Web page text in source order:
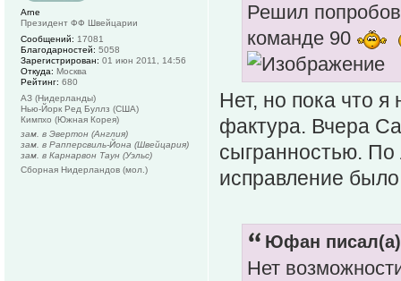
Решил
команде 90
Нет, но пока что
фактура. Вчера
сыгранностью. По
исправление
Юфан
Нет
Arne
Президент ФФ Швейцарии
Сообщений: 17081
Благодарностей: 5058
Зарегистрирован: 01 июн 2011, 14:56
Откуда: Москва
Рейтинг: 680
АЗ (Нидерланды)
Нью-Йорк Ред Буллз (США)
Кимпхо (Южная Корея)
зам. в Эвертон (Англия)
зам. в Рапперсвиль-Йона (Швейцария)
зам. в Карнарвон Таун (Уэльс)
Сборная Нидерландов (мол.)